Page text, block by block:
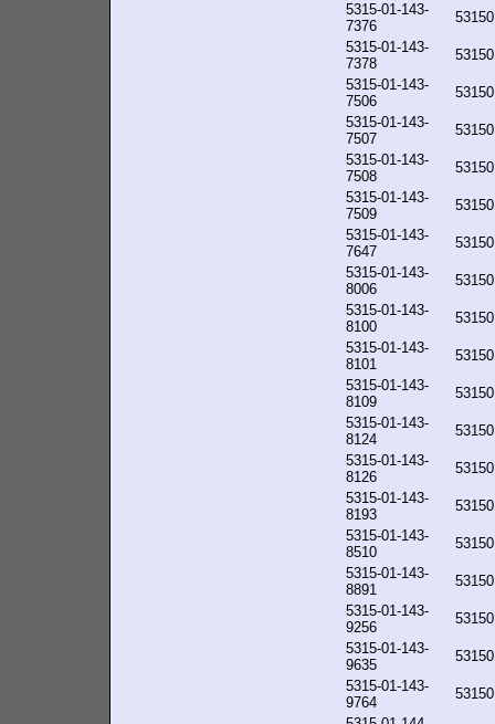
5315-01-143-
7376
5315-01-143-
7378
5315-01-143-
7506
5315-01-143-
7507
5315-01-143-
7508
5315-01-143-
7509
5315-01-143-
7647
5315-01-143-
8006
5315-01-143-
8100
5315-01-143-
8101
5315-01-143-
8109
5315-01-143-
8124
5315-01-143-
8126
5315-01-143-
8193
5315-01-143-
8510
5315-01-143-
8891
5315-01-143-
9256
5315-01-143-
9635
5315-01-143-
9764